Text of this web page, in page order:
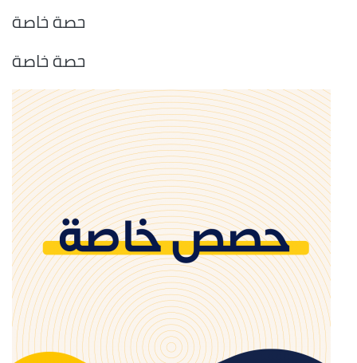
حصة خاصة
حصة خاصة